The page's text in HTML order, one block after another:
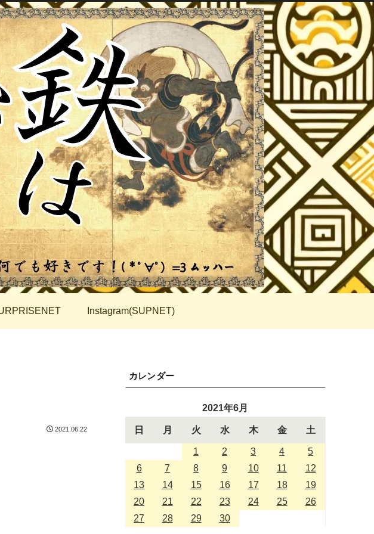
Instagram(SUPNET)
2021.06.22
カレンダー
2021年6月
日 月 火 水 木 金 土
1 2 3 4
5
6
7 8 9 10 11
12
13
14 15 16 17 18
19
20
21 22 23 24 25
26
27
28 29 30